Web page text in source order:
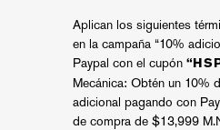
Aplican los siguientes
en la campaña “10%
Paypal con el cupón
Mecánica: Obtén un 10%
adicional pagando con
de compra de $13,999